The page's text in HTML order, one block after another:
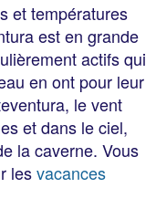
et températures
est en grande
actifs qui
en ont pour leur
le vent
et dans le ciel,
la caverne. Vous
lesvacances